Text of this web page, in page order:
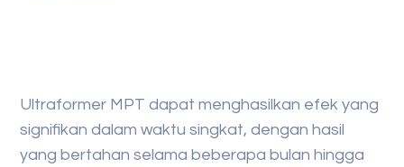
Ultraformer MPT dapat menghasilkan efek yang
signifikan dalam waktu singkat, dengan hasil
yang bertahan selama beberapa bulan hingga